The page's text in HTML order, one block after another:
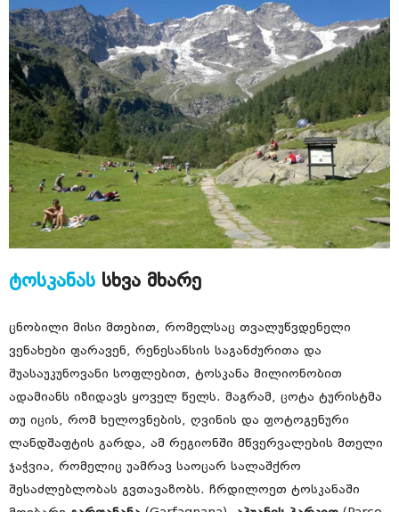
ტოსკანას სხვა მხარე
ცნობილი მისი მთებით, რომელსაც თვალუწვდენელი
ვენახები ფარავენ, რენესანსის საგანძურითა და
შუასაუკუნოვანი სოფლებით, ტოსკანა მილიონობით
ადამიანს იზიდავს ყოველ წელს. მაგრამ, ცოტა ტურისტმა
თუ იცის, რომ ხელოვნების, ღვინის და ფოტოგენური
ლანდშაფტის გარდა, ამ რეგიონში მწვერვალების მთელი
ჯაჭვია, რომელიც უამრავ საოცარ სალაშქრო
შესაძლებლობას გვთავაზობს. ჩრდილოეთ ტოსკანაში